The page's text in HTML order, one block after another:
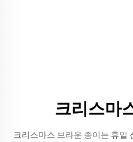
크리스마
크리스마스 브라운 종이는 휴일